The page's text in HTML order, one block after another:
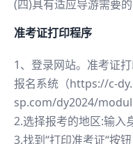
(四)具有适应导游需要
准考证打印程序
1、登录网站。准考证
报名系统（https://c-
sp.com/dy2024/
2.选择报考的地区:输入
3.找到“打印准考证“按